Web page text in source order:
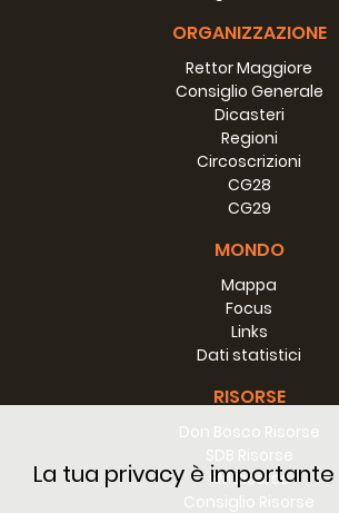
La tua privacy è
ORGANIZZAZIONE
Rettor Maggiore
Consiglio Generale
Dicasteri
Regioni
Circoscrizioni
CG28
CG29
MONDO
Mappa
Focus
Links
Dati statistici
RISORSE
RM Risorse